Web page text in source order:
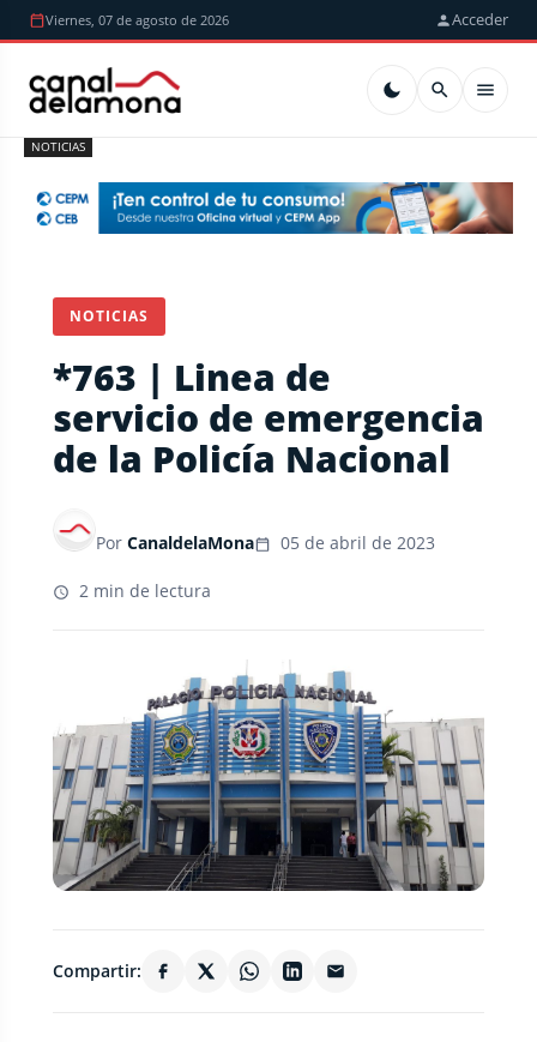
Viernes, 07 de agosto de 2026 Acceder
NOTICIAS
NOTICIAS
*763 | Linea de
servicio de emergencia
de la Policía Nacional
Por CanaldelaMona 05 de abril de 2023
2 min de lectura
Compartir: